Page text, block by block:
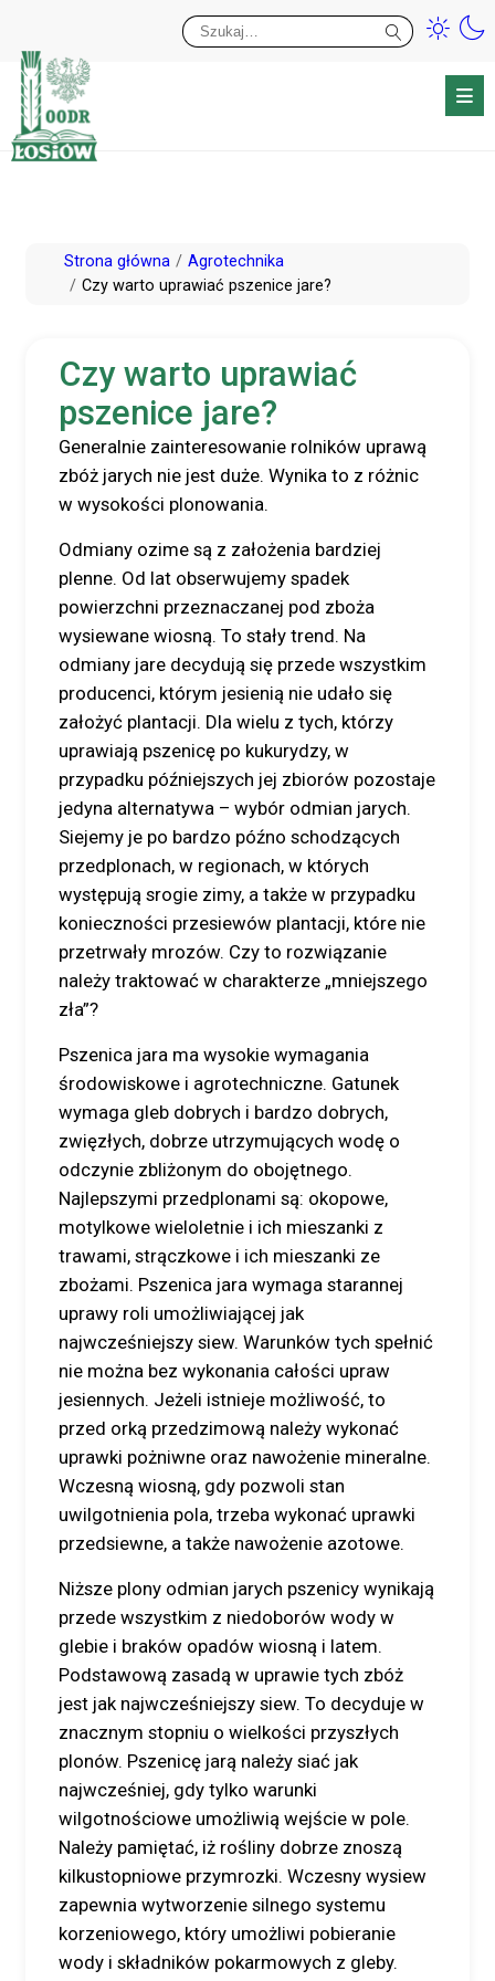
PrzejdźStrona główna
Agrotechnika
Czy warto uprawiać pszenice jare?
Czy warto uprawiać
pszenice jare?
Generalnie zainteresowanie rolników uprawą
zbóż jarych nie jest duże. Wynika to z różnic
w wysokości plonowania.
Odmiany ozime są z założenia bardziej
plenne. Od lat obserwujemy spadek
powierzchni przeznaczanej pod zboża
wysiewane wiosną. To stały trend. Na
odmiany jare decydują się przede wszystkim
producenci, którym jesienią nie udało się
założyć plantacji. Dla wielu z tych, którzy
uprawiają pszenicę po kukurydzy, w
przypadku późniejszych jej zbiorów pozostaje
jedyna alternatywa – wybór odmian jarych.
Siejemy je po bardzo późno schodzących
przedplonach, w regionach, w których
występują srogie zimy, a także w przypadku
konieczności przesiewów plantacji, które nie
przetrwały mrozów. Czy to rozwiązanie
należy traktować w charakterze „mniejszego
zła”?
Pszenica jara ma wysokie wymagania
środowiskowe i agrotechniczne. Gatunek
wymaga gleb dobrych i bardzo dobrych,
zwięzłych, dobrze utrzymujących wodę o
odczynie zbliżonym do obojętnego.
Najlepszymi przedplonami są: okopowe,
motylkowe wieloletnie i ich mieszanki z
trawami, strączkowe i ich mieszanki ze
zbożami. Pszenica jara wymaga starannej
uprawy roli umożliwiającej jak
najwcześniejszy siew. Warunków tych spełnić
nie można bez wykonania całości upraw
jesiennych. Jeżeli istnieje możliwość, to
przed orką przedzimową należy wykonać
uprawki pożniwne oraz nawożenie mineralne.
Wczesną wiosną, gdy pozwoli stan
uwilgotnienia pola, trzeba wykonać uprawki
przedsiewne, a także nawożenie azotowe.
Niższe plony odmian jarych pszenicy wynikają
przede wszystkim z niedoborów wody w
glebie i braków opadów wiosną i latem.
Podstawową zasadą w uprawie tych zbóż
jest jak najwcześniejszy siew. To decyduje w
znacznym stopniu o wielkości przyszłych
plonów. Pszenicę jarą należy siać jak
najwcześniej, gdy tylko warunki
wilgotnościowe umożliwią wejście w pole.
Należy pamiętać, iż rośliny dobrze znoszą
kilkustopniowe przymrozki. Wczesny wysiew
zapewnia wytworzenie silnego systemu
korzeniowego, który umożliwi pobieranie
wody i składników pokarmowych z gleby.